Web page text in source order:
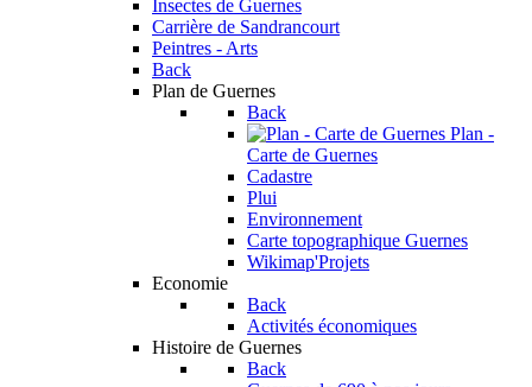
Insectes de Guernes
Carrière de Sandrancourt
Peintres - Arts
Back
Plan de Guernes
Back
Plan -
Carte de Guernes
Cadastre
Plui
Environnement
Carte topographique Guernes
Wikimap'Projets
Economie
Back
Activités économiques
Histoire de Guernes
Back